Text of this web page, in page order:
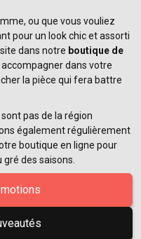
ou que vous vouliez
pour un look chic et assorti
dans notre boutique de
dans votre
la pièce qui fera battre
pas de la région
également régulièrement
boutique en ligne pour
des saisons.